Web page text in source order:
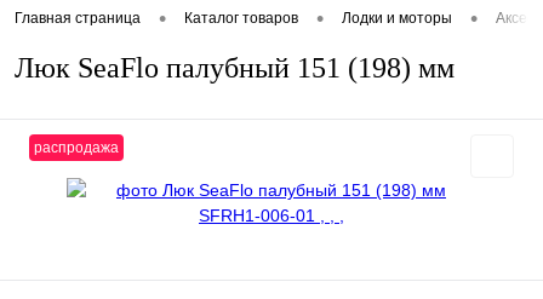
Главная страница • Каталог товаров • Лодки и моторы •
Люк SeaFlo палубный 151 (198) мм
распродажа